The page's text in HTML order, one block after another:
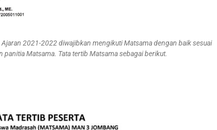
2021-2022 diwajibkan mengikuti Matsama dengan baik sesuai
Matsama. Tata tertib Matsama sebagai berikut.